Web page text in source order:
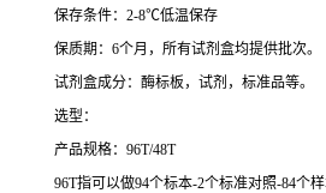
保存条件： 2-8℃低温保存
保质期： 6个月，所有试剂盒均提供批次。
试剂盒成分：酶标板，试剂，标准品等。
选型：
产品规格： 96T/48T
96T指可以做94个标本-2个标准对照-84个